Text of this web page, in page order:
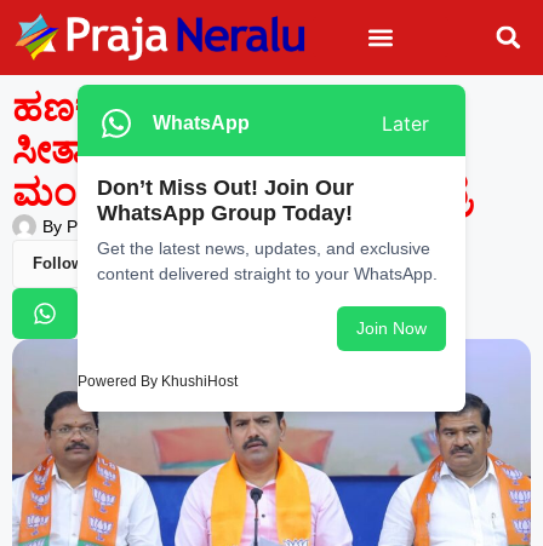
ಹಣಕಾಸು ಸಚಿವೆ ನಿರ್ಮಲಾ
ಸೀತಾರಾಮನ್ ಅತ್ಯುತ್ತಮ ಬಜೆಟ್
ಮಂಡಿಸಿದ್ದಾರೆ: ಬಿ.ವೈ.ವಿಜಯೇಂದ್ರ
By Praja Neralu — February 2, 2026 - 1:37 PM
Follow Us
WhatsApp Later
Don’t Miss Out! Join Our
WhatsApp Group Today!
Get the latest news, updates, and exclusive
content delivered straight to your WhatsApp.
Join Now
Powered By KhushiHost